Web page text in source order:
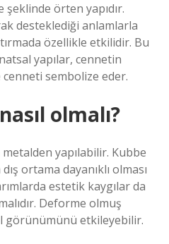
şeklinde örten yapıdır.
desteklediği anlamlarla
özellikle etkilidir. Bu
yapılar, cennetin
sembolize eder.
olmalı?
metalden yapılabilir. Kubbe
ortama dayanıklı olması
estetik kaygılar da
Deforme olmuş
etkileyebilir.